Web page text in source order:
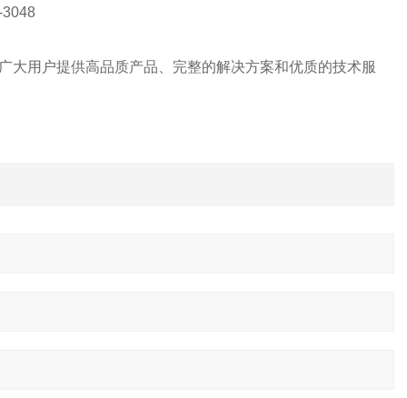
大用户提供高品质产品、完整的解决方案和优质的技术服